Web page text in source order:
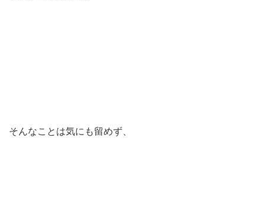
そんなことは気にも留めず、